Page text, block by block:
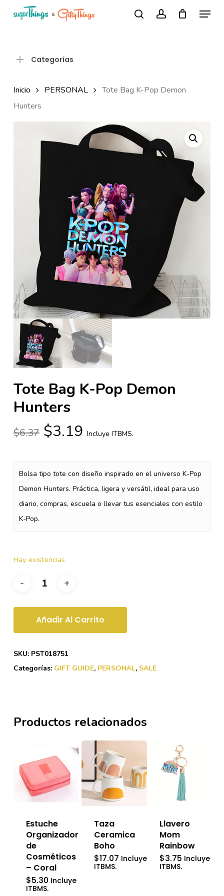
Búsqueda
Menu
Categorías
Inicio PERSONAL
Tote Bag K-Pop Demon
Hunters
Tote Bag K-Pop Demon
Hunters
$6.37 El
era:
$6.37.
$3.19El
es:
$3.19.
Incluye ITBMS.
Bolsa tipo tote con diseño inspirado en el universo K-Pop
Demon Hunters. Práctica, ligera y versátil, ideal para uso
diario, compras, escuela o llevar tus esenciales con estilo
K-Pop.
Hay existencias
Añadir Al Carrito
SKU: PST018751
Categorías: GIFT GUIDE, PERSONAL, SALE
Productos relacionados
Estuche
Organizador
de
Cosméticos
– Coral
$5.30 Incluye
ITBMS.
Taza
Ceramica
Boho
$17.07 Incluye
ITBMS.
Llavero
Mom
Rainbow
$3.75 Incluye
ITBMS.